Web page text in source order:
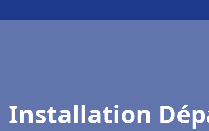
Installation